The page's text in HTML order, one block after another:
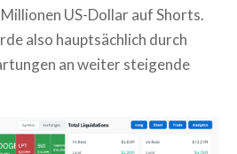
US-Dollar auf Shorts.
also hauptsächlich durch
an weiter steigende